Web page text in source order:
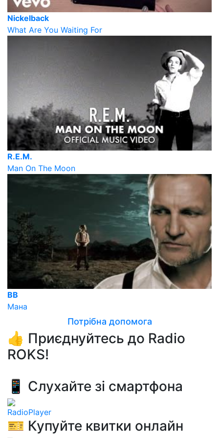
Nickelback
What Are You Waiting For
R.E.M.
Man On The Moon
ВВ
Мана
Потрібна допомога
👍 Приєднуйтесь до Radio
ROKS!
📱 Слухайте зі смартфона
RadioPlayer
🎫 Купуйте квитки онлайн